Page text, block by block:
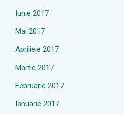
Iunie 2017
Mai 2017
Aprilieie 2017
Martie 2017
Februarie 2017
Ianuarie 2017